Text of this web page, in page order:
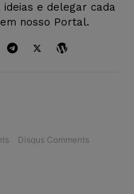
e delegar cada
nosso Portal.
Disqus Comments